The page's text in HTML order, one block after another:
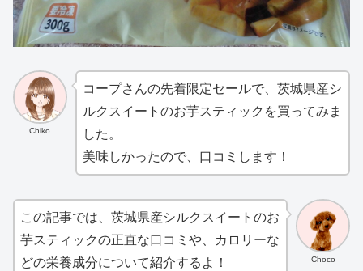
Chiko
コープさんの先着限定セールで、茨城県産シ
ルクスイートのお芋スティックを買ってみま
した。
美味しかったので、口コミします！
Choco
この記事では、茨城県産シルクスイートのお
芋スティックの正直な口コミや、カロリーな
どの栄養成分について紹介するよ！